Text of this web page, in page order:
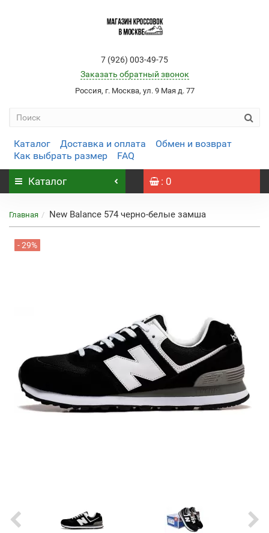
7 (926) 003-49-75
Заказать обратный звонок
Россия, г. Москва, ул. 9 Мая д. 77
Каталог Доставка и оплата
Обмен и возврат
Как выбрать размер
FAQ
Каталог : 0
Главная New Balance 574 черно-белые замша
- 29%